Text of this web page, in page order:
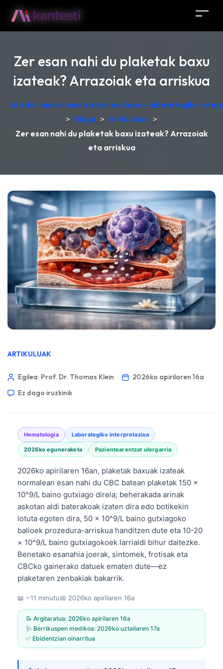
Zer esan nahi du plaketak baxu
izateak? Arrazoiak eta arriskua
AI odol-analisi analizatzailea doan – laborategiko
> Bloga > Artikuluak >
Zer esan nahi du plaketak baxu izateak? Arrazoiak
eta arriskua
ARTIKULUAK
Egilea: Prof. Dr. Thomas Klein
2026ko apirilaren 16a
Ez dago iruzkinik
Hematologia Laborategiko interpretazioa
2026ko eguneraketa Pazientearentzat ulergarria
2026ko apirilaren 16an, plaketak baxuak izateak
normalean esan nahi du CBC batean plaketak 150 ×
10^9/L baino gutxiago direla; beherakada arinak
askotan aldi baterakoak izaten dira edo botikekin
lotuta egoten dira, 50 × 10^9/L baino gutxiagoko
balioek prozedura-arriskua handitzen dute eta 10-20
× 10^9/L baino gutxiagokoek larrialdi bihur daitezke.
Benetako esanahia joerak, sintomek, frotisak eta
CBCko gainerako datuek ematen dute—ez
plaketaren zenbakiak bakarrik.
📖 ~11 minutu📅 2026ko apirilaren 16a
📝 Argitaratua: 2026ko apirilaren 16a
🩺 Berrikuspen medikoa: 2026ko uztailaren 17a
✅ Ebidentzian oinarritua